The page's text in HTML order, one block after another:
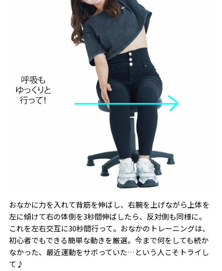
おなかに力を入れて背筋を伸ばし、右腕を上げながら上体を
左に傾けて右の体側を3秒間伸ばしたら、反対側も同様に。
これを左右交互に30秒間行って。おなかのトレーニングは、
初心者でもできる簡単な動きを厳選。今まで何をしても続か
なかった、最近運動をサボっていた…という人こそトライし
て♪